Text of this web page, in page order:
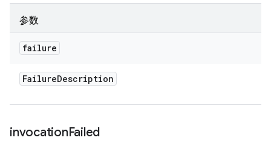
参数
failure
FailureDescription
invocationFailed